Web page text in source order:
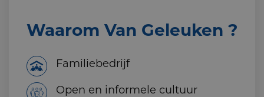
Waarom Van Geleuken ?
Familiebedrijf
Open en informele cultuur